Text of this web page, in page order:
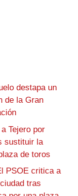
destapa un
de la Gran
Tejero por
sustituir la
de toros
PSOE critica a
tras